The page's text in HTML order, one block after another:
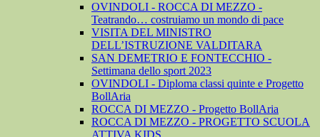
OVINDOLI - ROCCA DI MEZZO -
Teatrando… costruiamo un mondo di pace
VISITA DEL MINISTRO
DELL’ISTRUZIONE VALDITARA
SAN DEMETRIO E FONTECCHIO -
Settimana dello sport 2023
OVINDOLI - Diploma classi quinte e Progetto
BollAria
ROCCA DI MEZZO - Progetto BollAria
ROCCA DI MEZZO - PROGETTO SCUOLA